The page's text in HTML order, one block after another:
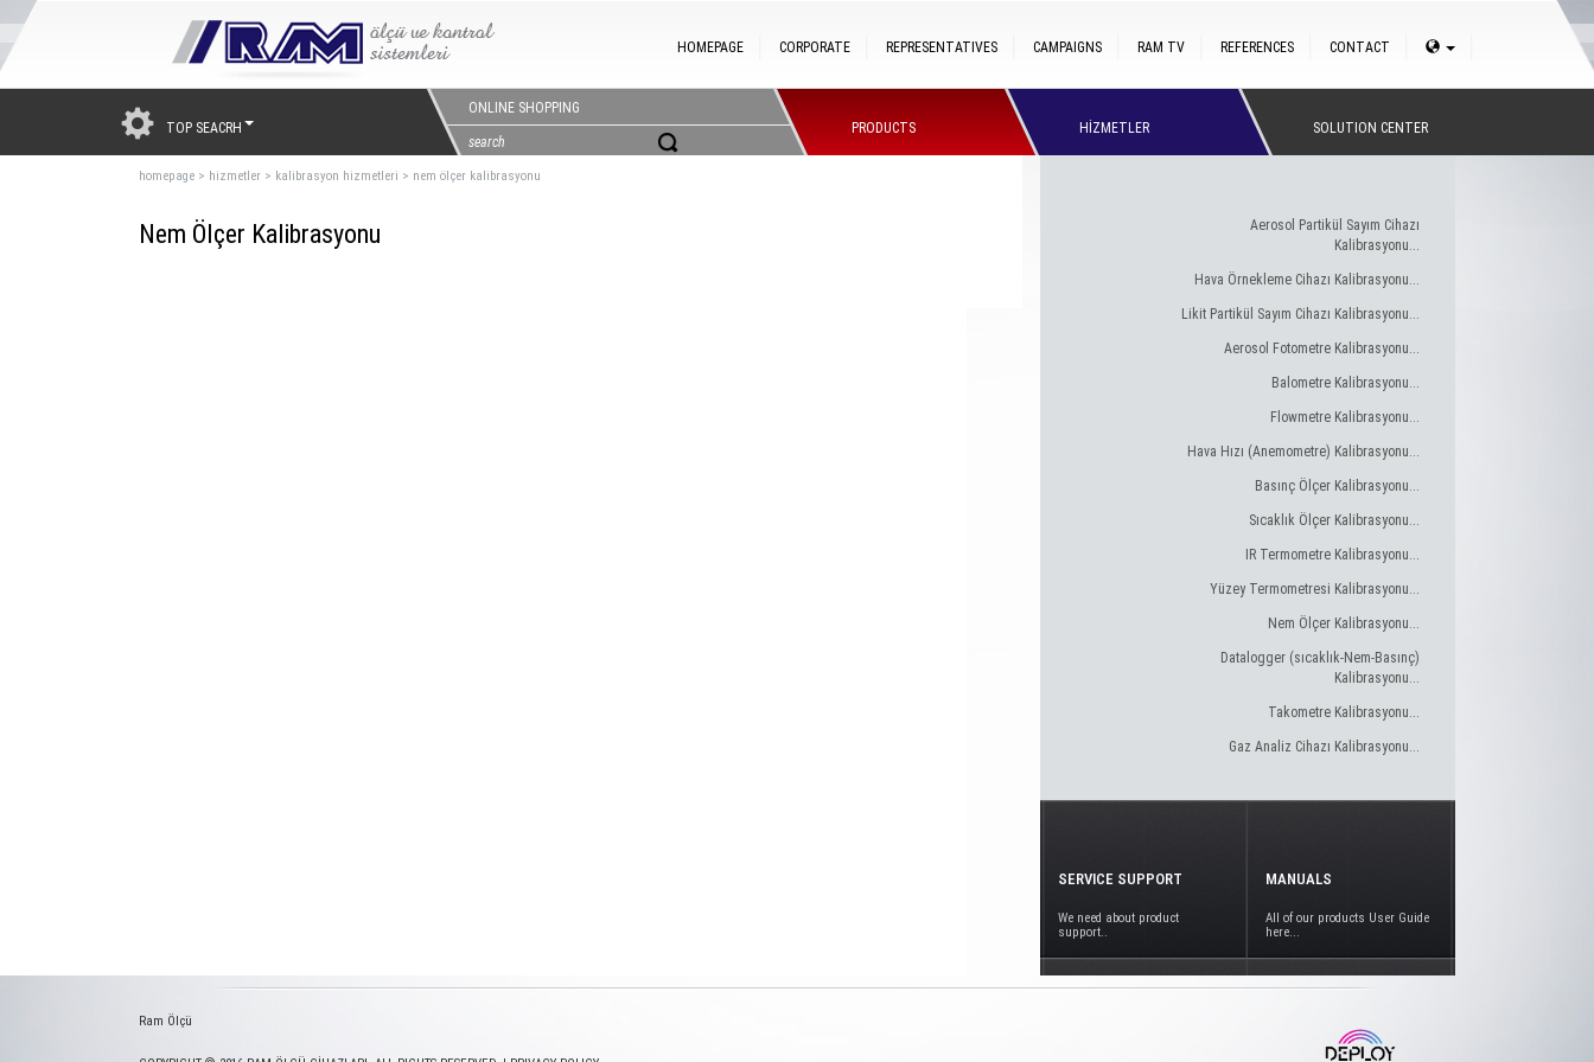
CONTACT
REFERENCES
RAM TV
CAMPAIGNS
REPRESENTATIVES
CORPORATE
HOMEPAGE
TOP SEACRH
ONLINE SHOPPING
PRODUCTS
HİZMETLER SOLUTION CENTER
homepage > hizmetler > kalibrasyon hizmetleri > nem ölçer kalibrasyonu
Nem Ölçer Kalibrasyonu
Aerosol Partikül Sayım Cihazı
Kalibrasyonu...
Hava Örnekleme Cihazı Kalibrasyonu...
Likit Partikül Sayım Cihazı Kalibrasyonu...
Aerosol Fotometre Kalibrasyonu...
Balometre Kalibrasyonu...
Flowmetre Kalibrasyonu...
Hava Hızı (Anemometre) Kalibrasyonu...
Basınç Ölçer Kalibrasyonu...
Sıcaklık Ölçer Kalibrasyonu...
IR Termometre Kalibrasyonu...
Yüzey Termometresi Kalibrasyonu...
Nem Ölçer Kalibrasyonu...
Datalogger (sıcaklık-Nem-Basınç)
Kalibrasyonu...
Takometre Kalibrasyonu...
Gaz Analiz Cihazı Kalibrasyonu...
SERVICE SUPPORT
We need about product
support..
MANUALS
All of our products User Guide
here...
Ram Ölçü
www.deploy.com.tr